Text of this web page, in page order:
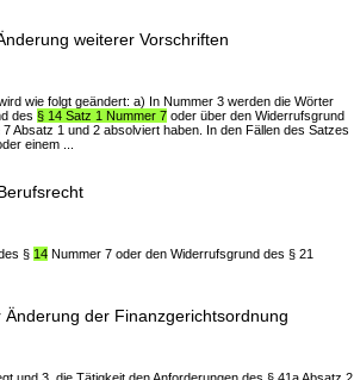
weiterer Vorschriften
wie folgt geändert: a) In Nummer 3 werden die Wörter
des § 14 Satz 1 Nummer 7 oder über den Widerrufsgrund
Absatz 1 und 2 absolviert haben. In den Fällen des Satzes
einem ...
§ 14 Nummer 7 oder den Widerrufsgrund des § 21
der Finanzgerichtsordnung